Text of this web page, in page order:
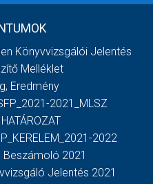
Könyvvizsgálói Jelentés
Melléklet
Eredmény
2021_MLSZ
2022
Beszámoló 2021
Jelentés 2021